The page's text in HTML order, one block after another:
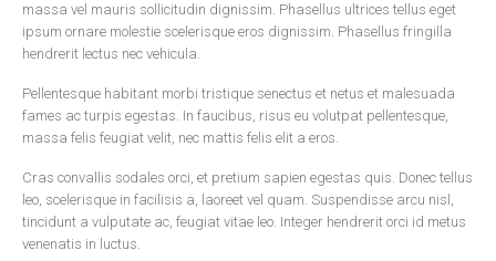
massa vel mauris sollicitudin dignissim. Phasellus ultrices tellus eget
ipsum ornare molestie scelerisque eros dignissim. Phasellus fringilla
hendrerit lectus nec vehicula.
Pellentesque habitant morbi tristique senectus et netus et malesuada
fames ac turpis egestas. In faucibus, risus eu volutpat pellentesque,
massa felis feugiat velit, nec mattis felis elit a eros.
Cras convallis sodales orci, et pretium sapien egestas quis. Donec tellus
leo, scelerisque in facilisis a, laoreet vel quam. Suspendisse arcu nisl,
tincidunt a vulputate ac, feugiat vitae leo. Integer hendrerit orci id metus
venenatis in luctus.